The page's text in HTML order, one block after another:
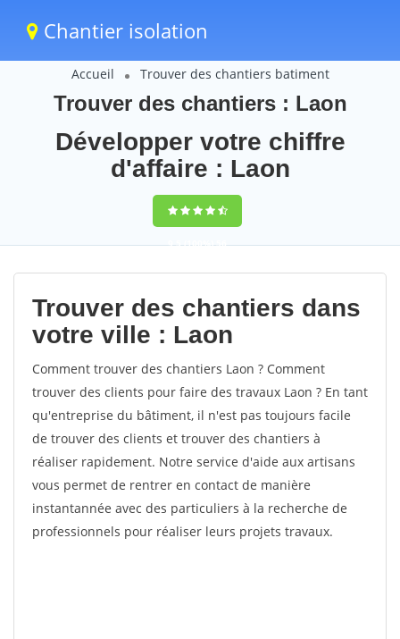
Chantier isolation
Accueil Trouver des chantiers batiment
Trouver des chantiers : Laon
Développer votre chiffre
d'affaire : Laon
9,5(100%)56
votes
Trouver des chantiers dans
votre ville : Laon
Comment trouver des chantiers Laon ? Comment
trouver des clients pour faire des travaux Laon ? En tant
qu'entreprise du bâtiment, il n'est pas toujours facile
de trouver des clients et trouver des chantiers à
réaliser rapidement. Notre service d'aide aux artisans
vous permet de rentrer en contact de manière
instantannée avec des particuliers à la recherche de
professionnels pour réaliser leurs projets travaux.